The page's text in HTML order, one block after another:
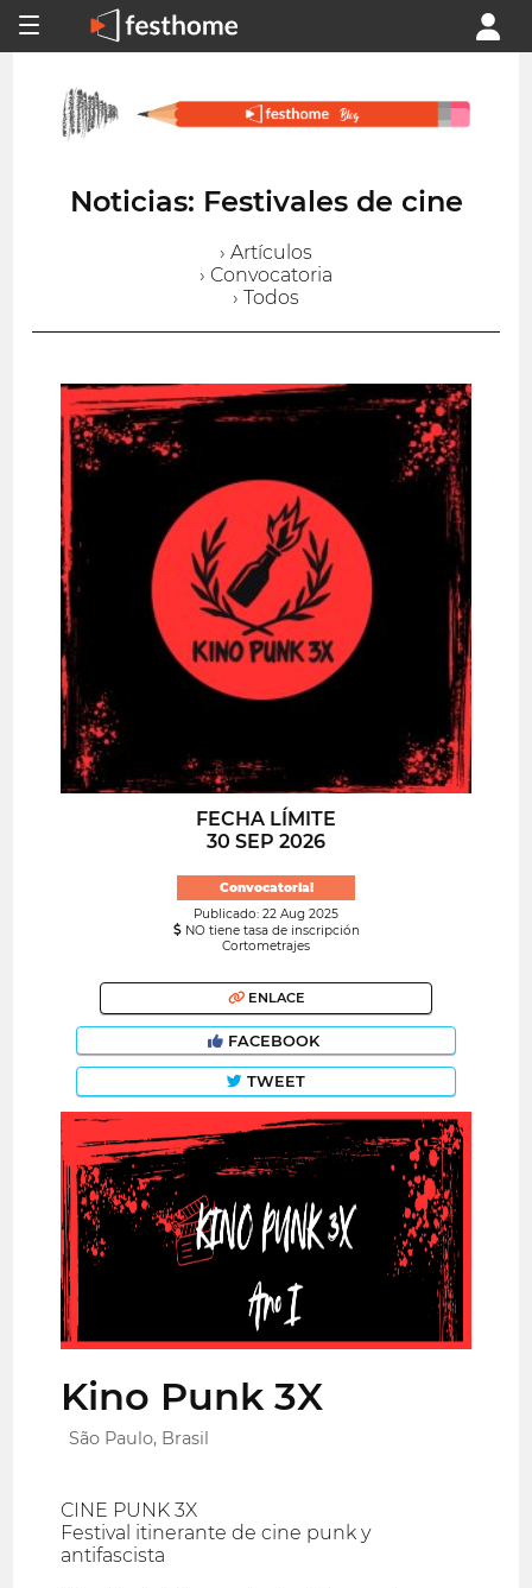
Noticias: Festivales de cine
› Artículos
› Convocatoria
› Todos
FECHA LÍMITE
30 SEP 2026
Convocatoria!
Publicado: 22 Aug 2025
NO tiene tasa de inscripción
Cortometrajes
ENLACE
FACEBOOK
TWEET
Kino Punk 3X
São Paulo, Brasil
CINE PUNK 3X
Festival itinerante de cine punk y
antifascista